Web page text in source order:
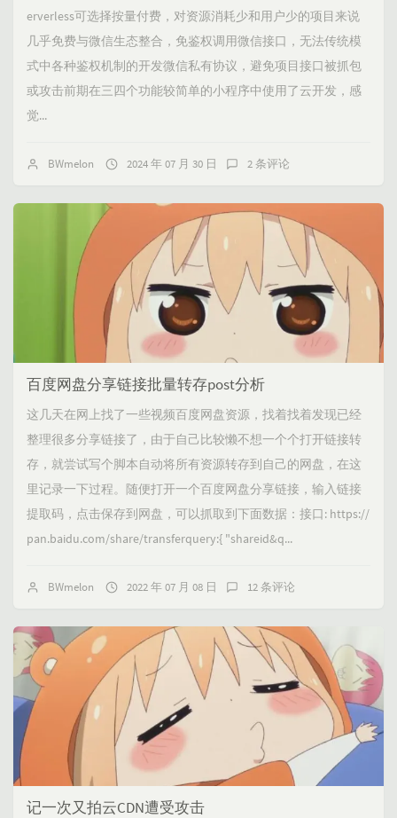
erverless可选择按量付费，对资源消耗少和用户少的项目来说
几乎免费与微信生态整合，免鉴权调用微信接口，无法传统模
式中各种鉴权机制的开发微信私有协议，避免项目接口被抓包
或攻击前期在三四个功能较简单的小程序中使用了云开发，感
觉...
BWmelon 2024 年 07 月 30 日 2 条评论
百度网盘分享链接批量转存post分析
这几天在网上找了一些视频百度网盘资源，找着找着发现已经
整理很多分享链接了，由于自己比较懒不想一个个打开链接转
存，就尝试写个脚本自动将所有资源转存到自己的网盘，在这
里记录一下过程。随便打开一个百度网盘分享链接，输入链接
提取码，点击保存到网盘，可以抓取到下面数据：接口: https://
pan.baidu.com/share/transferquery:{ "shareid&q...
BWmelon 2022 年 07 月 08 日 12 条评论
记一次又拍云CDN遭受攻击